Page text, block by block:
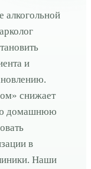
алкогольной
и
снижает
домашнюю
в
Наши